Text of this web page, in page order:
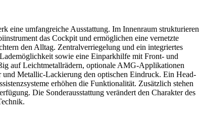
eine umfangreiche Ausstattung. Im Innenraum strukturieren
das Cockpit und ermöglichen eine vernetzte
den Alltag. Zentralverriegelung und ein integriertes
sowie eine Einparkhilfe mit Front- und
auf Leichtmetallrädern, optionale AMG-Applikationen
Metallic-Lackierung den optischen Eindruck. Ein Head-
erhöhen die Funktionalität. Zusätzlich stehen
Die Sonderausstattung verändert den Charakter des